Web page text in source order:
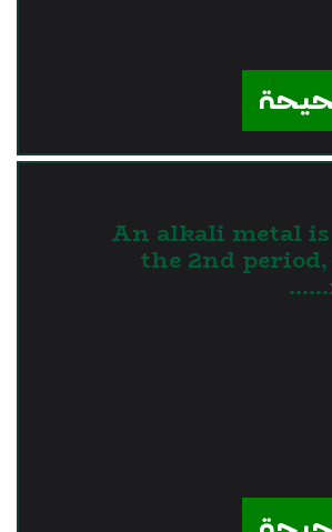
An alkali metal
the 2nd